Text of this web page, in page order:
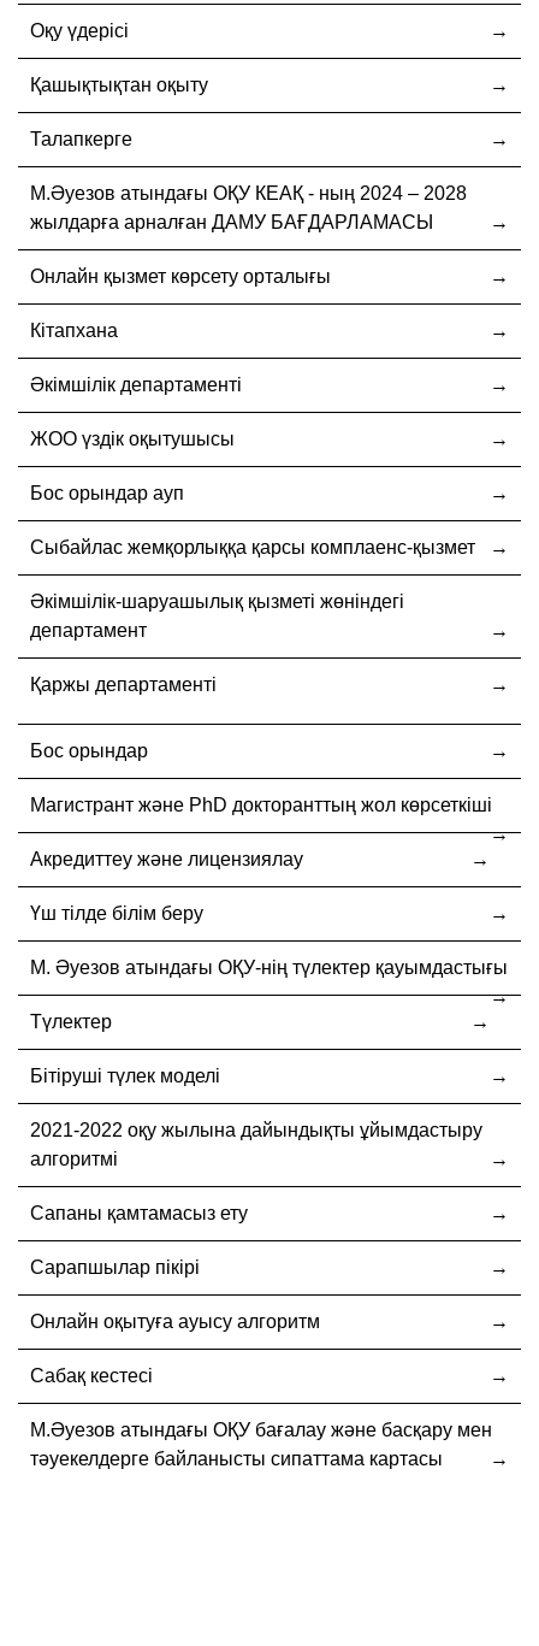
Оқу үдерісі
Қашықтықтан оқыту
Талапкерге
М.Әуезов атындағы ОҚУ КЕАҚ - ның 2024 – 2028
жылдарға арналған ДАМУ БАҒДАРЛАМАСЫ
Онлайн қызмет көрсету орталығы
Кітапхана
Әкімшілік департаменті
ЖОО үздік оқытушысы
Бос орындар ауп
Cыбайлас жемқорлыққа қарсы комплаенс-қызмет
Әкімшілік-шаруашылық қызметі жөніндегі
департамент
Қаржы департаменті
Бос орындар
Магистрант және PhD докторанттың жол көрсеткіші
Акредиттеу және лицензиялау
Үш тілде білім беру
М. Әуезов атындағы ОҚУ-нің түлектер қауымдастығы
Түлектер
Бітіруші түлек моделі
2021-2022 оқу жылына дайындықты ұйымдастыру
алгоритмі
Сапаны қамтамасыз ету
Сарапшылар пікірі
Онлайн оқытуға ауысу алгоритм
Сабақ кестесі
М.Әуезов атындағы ОҚУ бағалау және басқару мен
тәуекелдерге байланысты сипаттама картасы